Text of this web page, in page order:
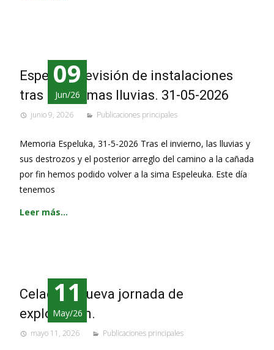
09
Jun/26
Espeluka, revisión de instalaciones
tras las últimas lluvias. 31-05-2026
junio 9, 2026 Publicaciones principales
Memoria Espeluka, 31-5-2026 Tras el invierno, las lluvias y
sus destrozos y el posterior arreglo del camino a la cañada
por fin hemos podido volver a la sima Espeleuka. Este día
tenemos
Leer más…
11
May/26
Celadilla, nueva jornada de
exploración.
mayo 11, 2026 Publicaciones principales